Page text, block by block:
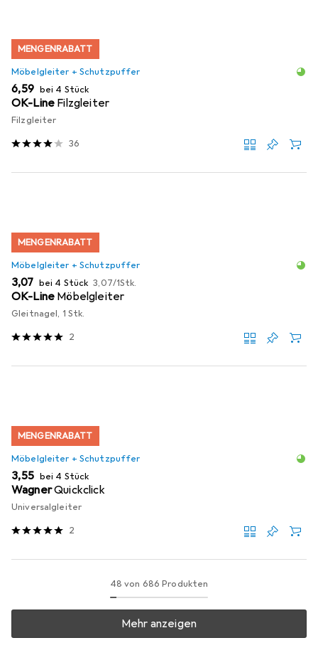
MENGENRABATT
Möbelgleiter + Schutzpuffer
EUR
6,59 bei 4 Stück
OK-Line Filzgleiter
Filzgleiter
36
MENGENRABATT
Möbelgleiter + Schutzpuffer
EUR
3,07 bei 4 Stück EUR
3,07/1Stk.
OK-Line Möbelgleiter
Gleitnagel, 1 Stk.
2
MENGENRABATT
Möbelgleiter + Schutzpuffer
EUR
3,55 bei 4 Stück
WagnerQuickclick
Universalgleiter
2
48 von 686 Produkten
Mehr anzeigen